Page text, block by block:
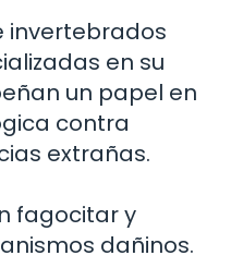
invertebrados
en su
un papel en
contra
extrañas.
fagocitar y
dañinos.